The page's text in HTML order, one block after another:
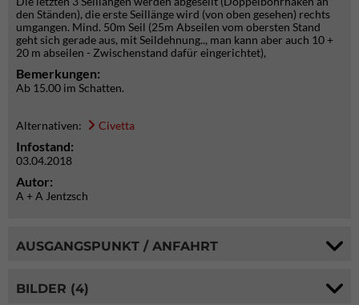
den Ständen), die erste Seillänge wird (von oben gesehen) rechts
umgangen. Mind. 50m Seil (25m Abseilen vom obersten Stand
geht sich gerade aus, mit Seildehnung.., man kann aber auch 10 +
20 m abseilen - Zwischenstand dafür eingerichtet),
Bemerkungen:
Ab 15.00 im Schatten.
Alternativen: Civetta
Infostand:
03.04.2018
Autor:
A + A Jentzsch
AUSGANGSPUNKT / ANFAHRT
BILDER (4)